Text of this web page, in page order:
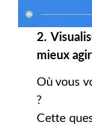
2.
mieux agir
Où vous
?
Cette